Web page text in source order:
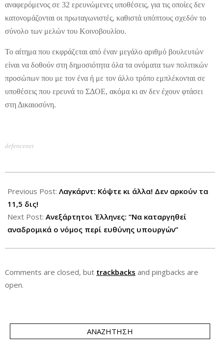
αναφερόμενος σε 32 ερευνώμενες υποθέσεις, για τις οποίες δεν
κατονομάζονται οι πρωταγωνιστές, καθιστά υπόπτους σχεδόν το
σύνολο των μελών του Κοινοβουλίου.
Το αίτημα που εκφράζεται από έναν μεγάλο αριθμό βουλευτών
είναι να δοθούν στη δημοσιότητα όλα τα ονόματα των πολιτικών
προσώπων που με τον ένα ή με τον άλλο τρόπο εμπλέκονται σε
υποθέσεις που ερευνά το ΣΔΟΕ, ακόμα κι αν δεν έχουν φτάσει
στη Δικαιοσύνη.
defencenet
09-
25
Previous Post: Λαγκάρντ: Κόψτε κι άλλα! Δεν αρκούν τα
11,5 δις!
Next Post: Ανεξάρτητοι Έλληνες: “Να καταργηθεί
αναδρομικά ο νόμος περί ευθύνης υπουργών”
Comments are closed, but trackbacks and pingbacks are
open.
ΑΝΑΖΉΤΗΣΗ